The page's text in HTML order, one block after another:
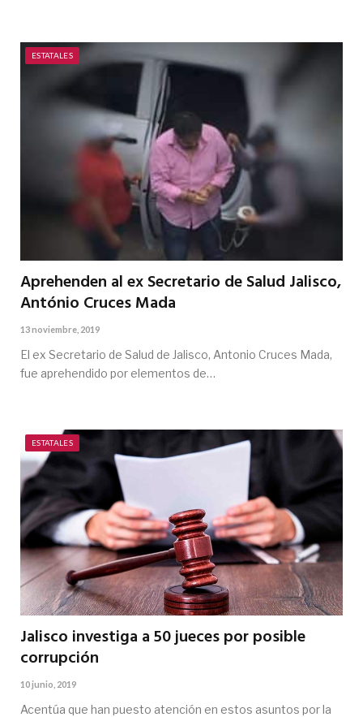
ESTATALES
Aprehenden al ex Secretario de Salud Jalisco,
António Cruces Mada
13 noviembre, 2019
El ex Secretario de Salud de Jalisco, Antonio Cruces Mada,
fue aprehendido por elementos de…
ESTATALES
Jalisco investiga a 50 jueces por posible
corrupción
10 junio, 2019
Acentúa que han puesto atención en estos asuntos por la